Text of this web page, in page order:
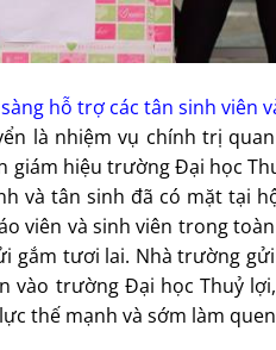
hỗ trợ các tân sinh viên
là nhiệm vụ chính trị
hiệu trường Đại học
và tân sinh đã có mặt tại
viên và sinh viên trong
gắm tươi lai. Nhà trường
vào trường Đại học Thuỷ
thế mạnh và sớm làm